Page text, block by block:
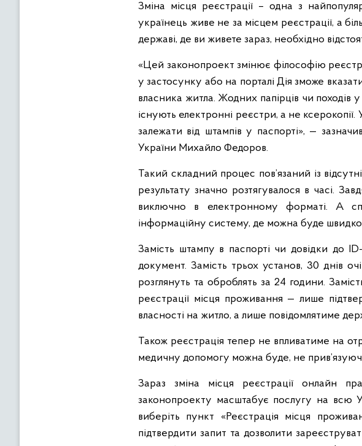
Зміна місця реєстрації – одна з
українець живе не за місцем реєстрації, а
державі, де ви живете зараз, необхідно
«Цей законопроект змінює філософію
у застосунку або на порталі Дія зможе
власника житла. Жодних папірців чи
існують електронні реєстри, а не
залежати від штампів у паспорті», —
України Михайло Федоров.
Такий складний процес пов’язаний із
результату значно розтягувалося в часі.
виключно в електронному форматі. А
інформаційну систему, де можна буде швидко
Замість штампу в паспорті чи довідки до
документ. Замість трьох установ, 30 днів
розглянуть та оброблять за 24 години.
реєстрації місця проживання — лише
власності на житло, а лише повідомлятиме
Також реєстрація тепер не впливатиме на
медичну допомогу можна буде, не
Зараз зміна місця реєстрації онлайн
законопроекту масштабує послугу на всю
виберіть пункт «Реєстрація місця
підтвердити запит та дозволити